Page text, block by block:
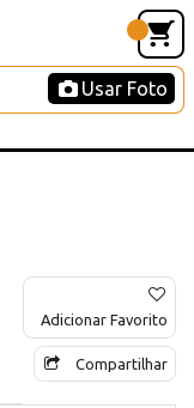
Usar Foto
Adicionar Favorito
Compartilhar